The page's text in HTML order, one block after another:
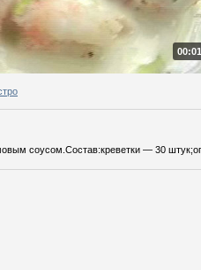
соусом.Состав:креветки — 30